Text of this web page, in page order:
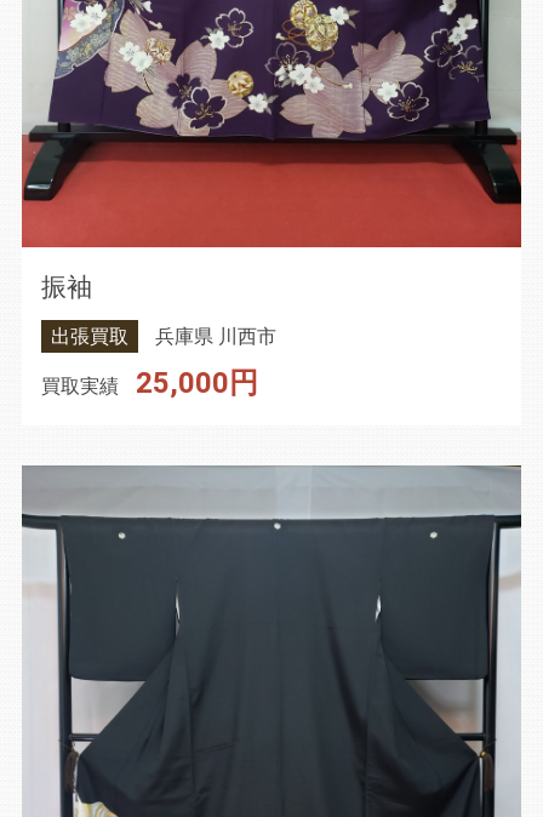
振袖
出張買取 兵庫県 川西市
買取実績 25,000円